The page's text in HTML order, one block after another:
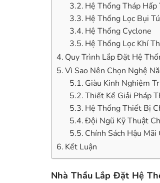
Hệ Thống Tháp Hấp
Hệ Thống Lọc Bụi
Hệ Thống Cyclone
Hệ Thống Lọc Khí
Quy Trình Lắp Đặt Hệ
Vì Sao Nên Chọn Nghệ
Giàu Kinh Nghiệm
Thiết Kế Giải Pháp
Hệ Thống Thiết Bị
Đội Ngũ Kỹ Thuật
Chính Sách Hậu
Kết Luận
Nhà Thầu Lắp Đặt Hệ